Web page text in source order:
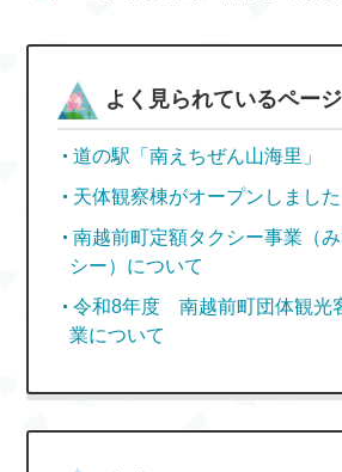
よく見られているページ
道の駅「南えちぜん山海里」
天体観察棟がオープンしました
南越前町定額タクシー事業（
シー）について
令和8年度 南越前町団体観光
業について